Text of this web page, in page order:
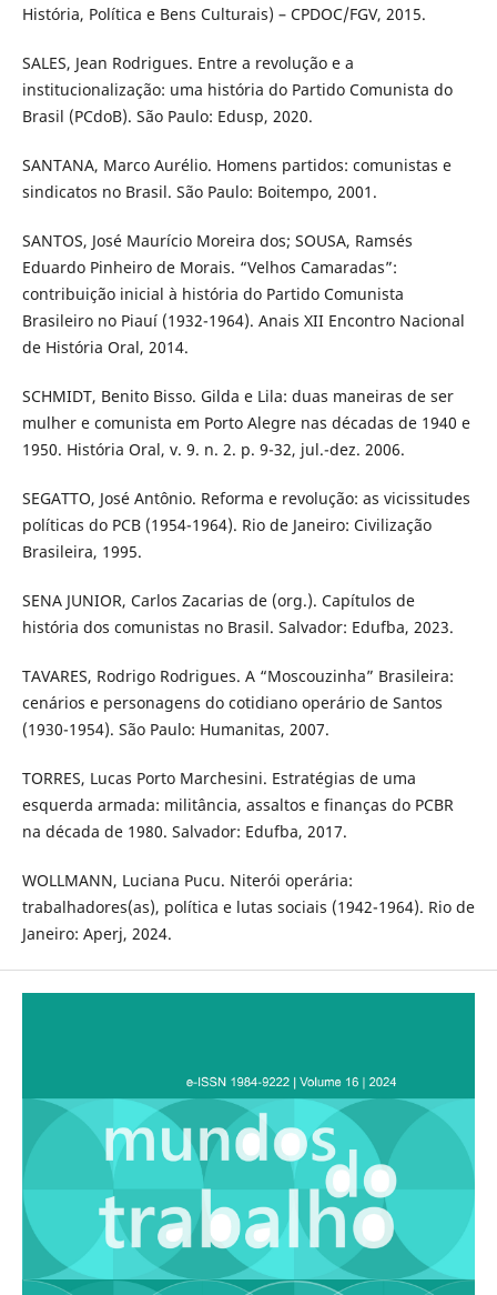
História, Política e Bens Culturais) – CPDOC/FGV, 2015.
SALES, Jean Rodrigues. Entre a revolução e a
institucionalização: uma história do Partido Comunista do
Brasil (PCdoB). São Paulo: Edusp, 2020.
SANTANA, Marco Aurélio. Homens partidos: comunistas e
sindicatos no Brasil. São Paulo: Boitempo, 2001.
SANTOS, José Maurício Moreira dos; SOUSA, Ramsés
Eduardo Pinheiro de Morais. “Velhos Camaradas”:
contribuição inicial à história do Partido Comunista
Brasileiro no Piauí (1932-1964). Anais XII Encontro Nacional
de História Oral, 2014.
SCHMIDT, Benito Bisso. Gilda e Lila: duas maneiras de ser
mulher e comunista em Porto Alegre nas décadas de 1940 e
1950. História Oral, v. 9. n. 2. p. 9-32, jul.-dez. 2006.
SEGATTO, José Antônio. Reforma e revolução: as vicissitudes
políticas do PCB (1954-1964). Rio de Janeiro: Civilização
Brasileira, 1995.
SENA JUNIOR, Carlos Zacarias de (org.). Capítulos de
história dos comunistas no Brasil. Salvador: Edufba, 2023.
TAVARES, Rodrigo Rodrigues. A “Moscouzinha” Brasileira:
cenários e personagens do cotidiano operário de Santos
(1930-1954). São Paulo: Humanitas, 2007.
TORRES, Lucas Porto Marchesini. Estratégias de uma
esquerda armada: militância, assaltos e finanças do PCBR
na década de 1980. Salvador: Edufba, 2017.
WOLLMANN, Luciana Pucu. Niterói operária:
trabalhadores(as), política e lutas sociais (1942-1964). Rio de
Janeiro: Aperj, 2024.